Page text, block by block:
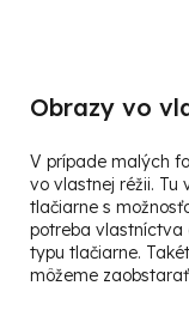
Obrazy vo
V prípade malých
vo vlastnej réžii. Tu
tlačiarne s
potreba vlastníctva
typu tlačiarne.
môžeme